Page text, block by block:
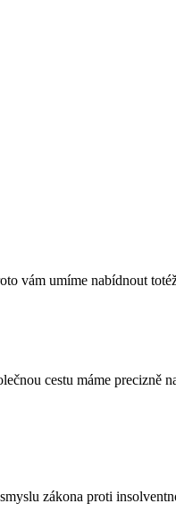
vám umíme nabídnout
cestu máme
zákona proti